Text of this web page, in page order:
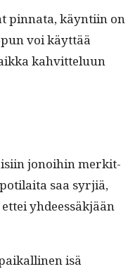
pin­na­ta, käyn­ti­in on
voi käyt­tää
kahvitteluun
jonoi­hin merk­it­
saa syr­jiä,
yhdeessäkjään
isä